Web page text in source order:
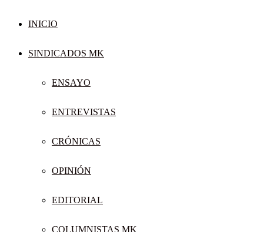
INICIO
SINDICADOS MK
ENSAYO
ENTREVISTAS
CRÓNICAS
OPINIÓN
EDITORIAL
COLUMNISTAS MK